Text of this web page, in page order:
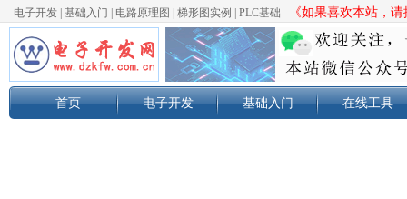
电子开发 基础入门 电路原理图 梯形图实例 PLC基础 《如果喜欢本站，
首页 电子开发 基础入门 在线工具